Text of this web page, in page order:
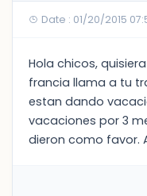
Date : 01/20/2015
Hola chicos,
francia llama a tu
estan dando
vacaciones por 3
dieron como favor.